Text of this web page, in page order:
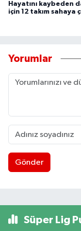
Hayatını kaybeden
için 12 takım sahaya
Yorumlar
Gönder
Süper Lig